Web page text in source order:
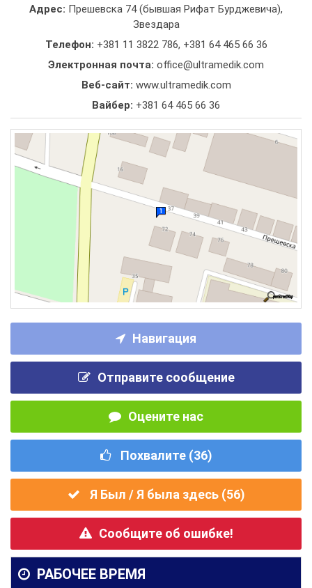
Адрес: Прешевска 74 (бывшая Рифат Бурджевича),
Звездара
Телефон: +381 11 3822 786, +381 64 465 66 36
Электронная почта: office@ultramedik.com
Веб-сайт: www.ultramedik.com
Вайбер: +381 64 465 66 36
Навигация
Отправите сообщение
Оцените нас
Похвалите (36)
Я Был / Я была здесь (56)
Сообщите об ошибке!
РАБОЧЕЕ ВРЕМЯ